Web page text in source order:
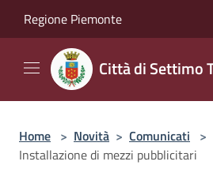
Regione Piemonte
Città di Settimo
Home > Novità > Comunicati >
Installazione di mezzi pubblicitari